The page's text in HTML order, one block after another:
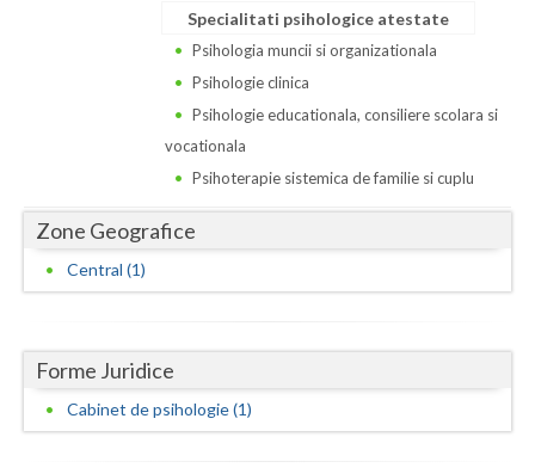
Giurgiu
Gorj
Hunedoara
Ialomita
Specialitati psihologice atestate
Psihologia muncii si organizationala
Psihologie clinica
Psihologie educationala, consiliere scolara si
vocationala
Psihoterapie sistemica de familie si cuplu
Zone Geografice
Central (1)
Forme Juridice
Cabinet de psihologie (1)